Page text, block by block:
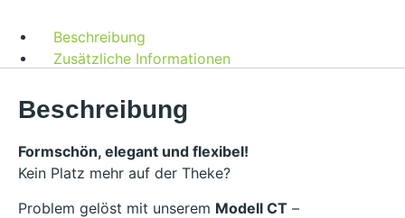
Beschreibung
Zusätzliche Informationen
Beschreibung
Formschön, elegant und flexibel!
Kein Platz mehr auf der Theke?
Problem gelöst mit unserem Modell CT –